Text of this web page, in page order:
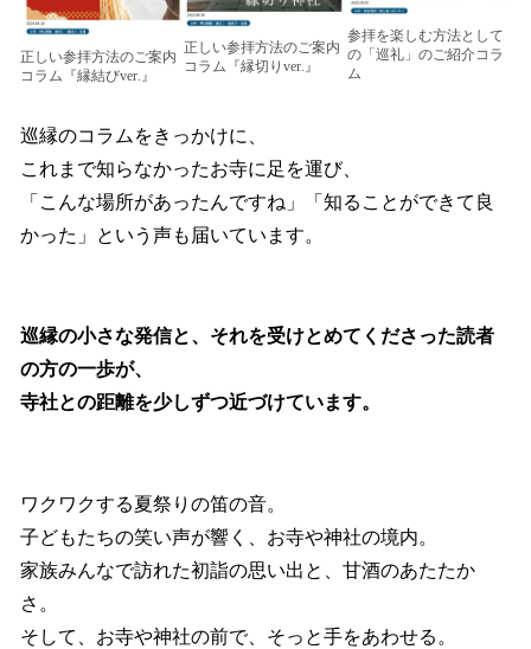
正しい参拝方法のご案内
コラム『縁結びver.』
正しい参拝方法のご案内
コラム『縁切りver.』
参拝を楽しむ方法として
の「巡礼」のご紹介コラ
ム
巡縁のコラムをきっかけに、
これまで知らなかったお寺に足を運び、
「こんな場所があったんですね」「知ることができて良
かった」という声も届いています。
巡縁の小さな発信と、それを受けとめてくださった読者
の方の一歩が、
寺社との距離を少しずつ近づけています。
ワクワクする夏祭りの笛の音。
子どもたちの笑い声が響く、お寺や神社の境内。
家族みんなで訪れた初詣の思い出と、甘酒のあたたか
さ。
そして、お寺や神社の前で、そっと手をあわせる。